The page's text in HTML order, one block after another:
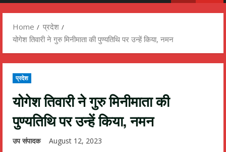
Home
प्रदेश
योगेश तिवारी ने गुरु मिनीमाता की पुण्यतिथि पर उन्हें किया, नमन
प्रदेश
योगेश तिवारी ने गुरु मिनीमाता की
पुण्यतिथि पर उन्हें किया, नमन
उप संपादक August 12, 2023